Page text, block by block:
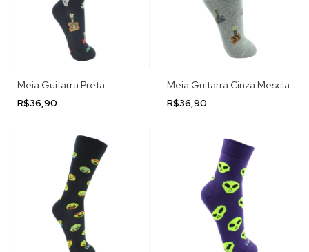
Meia Guitarra Preta
R$36,90
Meia Guitarra Cinza Mescla
R$36,90